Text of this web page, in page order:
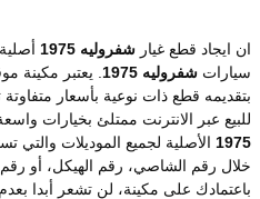
ان ايجاد قطع غيار شفروليه 1975
سيارات شفروليه 1975 . يعتبر مكينة
بتقديمه قطع ذات نوعية بأسعار
للبيع عبر الانترنت ممتلئ بخيارات
1975 الأصلية لجميع الموديلات
خلال رقم الشاصي، رقم الهيكل، أو رقم
باعتمادك على مكينة، لن تشعر أبدا